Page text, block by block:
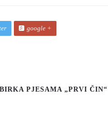
google +
PJESAMA „PRVI ČIN“